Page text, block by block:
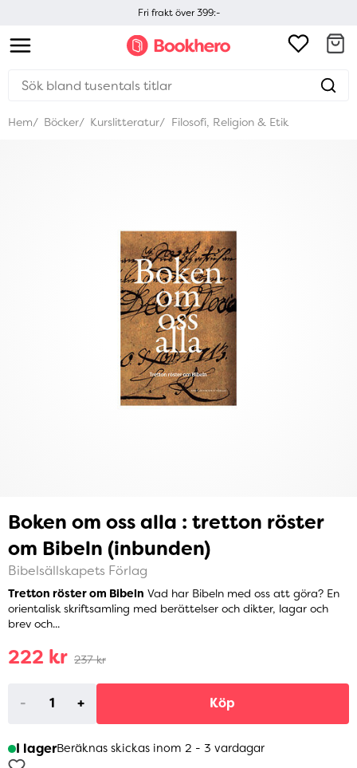
Fri frakt över 399:-
Hem Böcker Kurslitteratur Filosofi, Religion & Etik
Boken om oss alla : tretton röster
om Bibeln (inbunden)
Bibelsällskapets Förlag
Tretton röster om Bibeln Vad har Bibeln med oss att göra? En
orientalisk skriftsamling med berättelser och dikter, lagar och
brev och...
222 kr 237 kr
- + Köp
I lagerBeräknas skickas inom 2 - 3 vardagar